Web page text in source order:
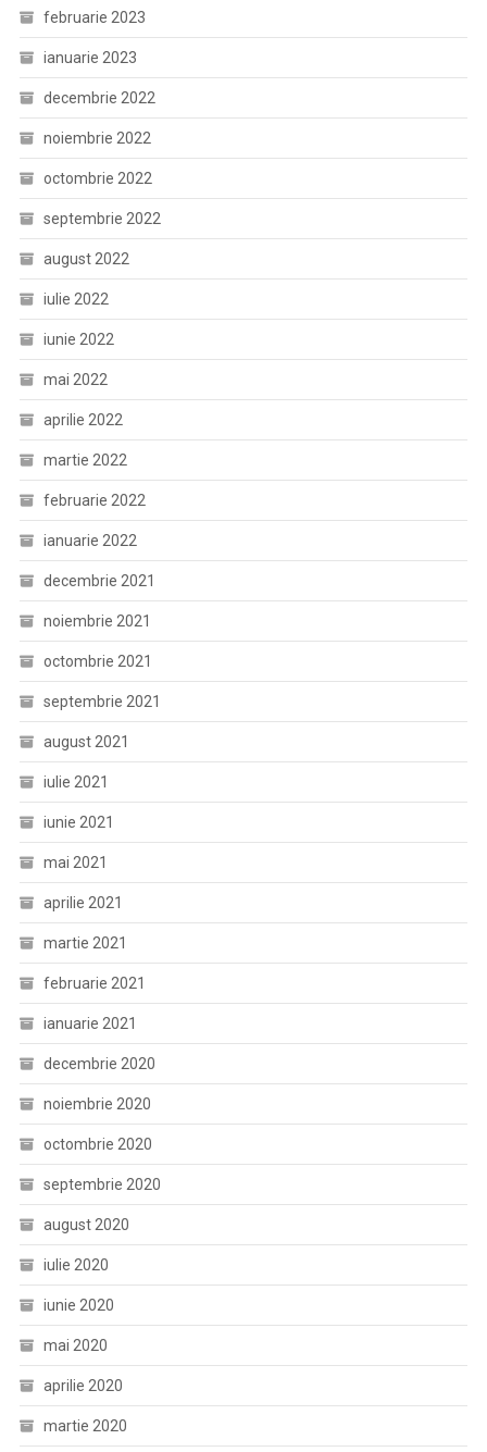
februarie 2023
ianuarie 2023
decembrie 2022
noiembrie 2022
octombrie 2022
septembrie 2022
august 2022
iulie 2022
iunie 2022
mai 2022
aprilie 2022
martie 2022
februarie 2022
ianuarie 2022
decembrie 2021
noiembrie 2021
octombrie 2021
septembrie 2021
august 2021
iulie 2021
iunie 2021
mai 2021
aprilie 2021
martie 2021
februarie 2021
ianuarie 2021
decembrie 2020
noiembrie 2020
octombrie 2020
septembrie 2020
august 2020
iulie 2020
iunie 2020
mai 2020
aprilie 2020
martie 2020